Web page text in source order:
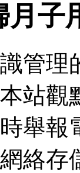
子
管理
站
舉報
絡存